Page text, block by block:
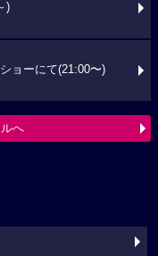
)
ョーにて(21:00〜)
へ